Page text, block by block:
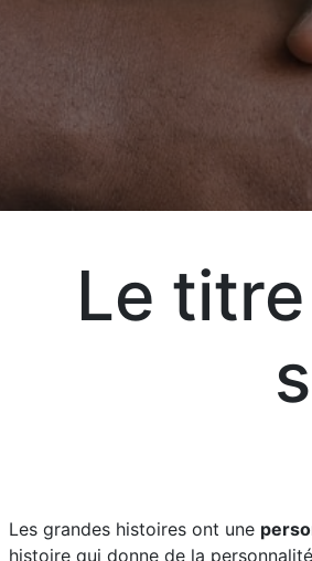
Le
Les grandes histoires ont une
histoire qui donne de la